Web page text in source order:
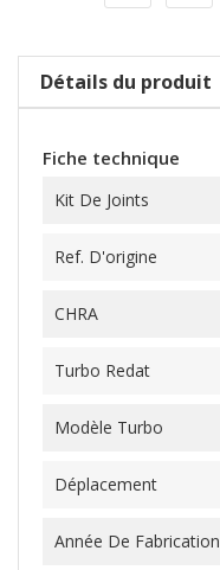
Détails du produit
Fiche technique
Kit De Joints
Ref. D'origine
CHRA
Turbo Redat
Modèle Turbo
Déplacement
Année De Fabrication